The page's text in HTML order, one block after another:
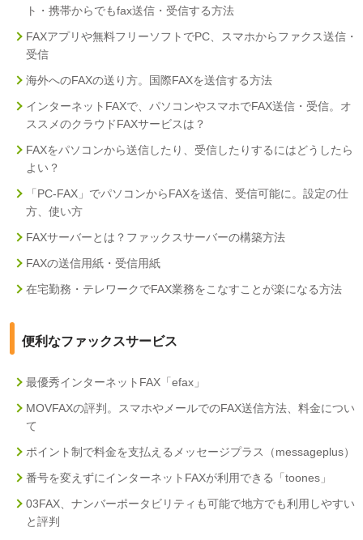
ト・携帯からでもfax送信・受信する方法
FAXアプリや無料フリーソフトでPC、スマホからファクス送信・
受信
海外へのFAXの送り方。国際FAXを送信する方法
インターネットFAXで、パソコンやスマホでFAX送信・受信。オ
ススメのクラウドFAXサービスは？
FAXをパソコンから送信したり、受信したりするにはどうしたら
よい？
「PC-FAX」でパソコンからFAXを送信、受信可能に。設定の仕
方、使い方
FAXサーバーとは？ファックスサーバーの構築方法
FAXの送信用紙・受信用紙
在宅勤務・テレワークでFAX業務をこなすことが楽になる方法
便利なファックスサービス
最優秀インターネットFAX「efax」
MOVFAXの評判。スマホやメールでのFAX送信方法、料金につい
て
ポイント制で料金を支払えるメッセージプラス（messageplus）
番号を変えずにインターネットFAXが利用できる「toones」
03FAX、ナンバーポータビリティも可能で地方でも利用しやすい
と評判